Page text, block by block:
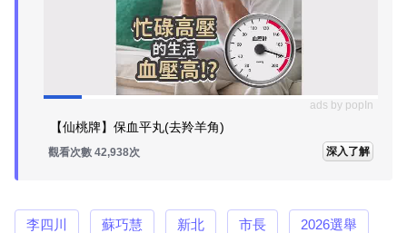
ads by popIn
【仙桃牌】保血平丸(去羚羊角)
觀看次數 42,938次 深入了解
李四川 蘇巧慧 新北 市長 2026選舉